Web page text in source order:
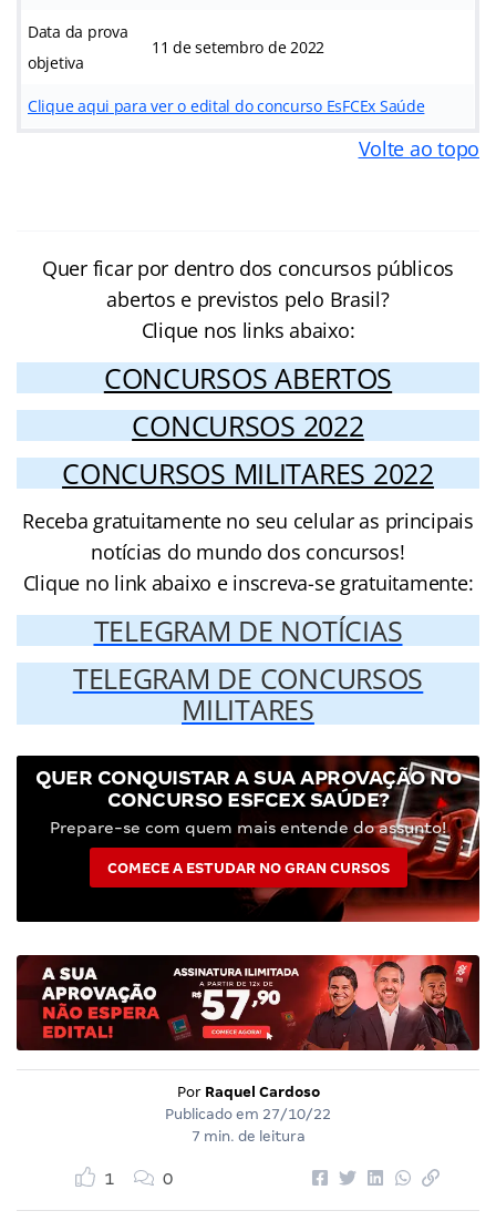
Data da prova
objetiva
11 de setembro de 2022
Clique aqui para ver o edital do concurso EsFCEx Saúde
Volte ao topo
Quer ficar por dentro dos concursos públicos
abertos e previstos pelo Brasil?
Clique nos links abaixo:
CONCURSOS ABERTOS
CONCURSOS 2022
CONCURSOS MILITARES 2022
Receba gratuitamente no seu celular as principais
notícias do mundo dos concursos!
Clique no link abaixo e inscreva-se gratuitamente:
TELEGRAM DE NOTÍCIAS
TELEGRAM DE CONCURSOS
MILITARES
QUER CONQUISTAR A SUA APROVAÇÃO NO
CONCURSO ESFCEX SAÚDE?
Prepare-se com quem mais entende do assunto!
COMECE A ESTUDAR NO GRAN CURSOS
Por Raquel Cardoso
Publicado em 27/10/22
7 min. de leitura
1 0